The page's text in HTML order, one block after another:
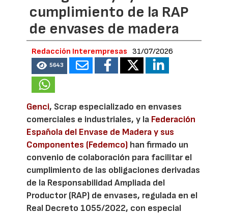
cumplimiento de la RAP
de envases de madera
Redacción Interempresas 31/07/2026
5643
Genci, Scrap especializado en envases
comerciales e industriales, y la Federación
Española del Envase de Madera y sus
Componentes (Fedemco) han firmado un
convenio de colaboración para facilitar el
cumplimiento de las obligaciones derivadas
de la Responsabilidad Ampliada del
Productor (RAP) de envases, regulada en el
Real Decreto 1055/2022, con especial